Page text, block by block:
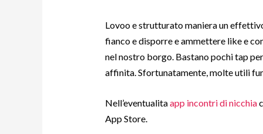
Lovoo e strutturato maniera un
fianco e disporre e ammettere like e
nel nostro borgo. Bastano pochi tap
affinita. Sfortunatamente, molte utili
Nell’eventualitaapp incontri di nicchia
App Store.